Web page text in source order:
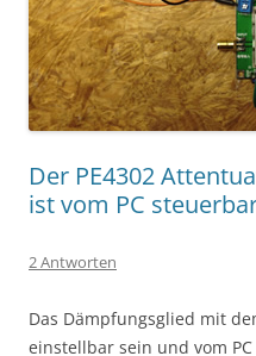
Der PE4302
ist vom PC
2 Antworten
Das Dämpfungsglied mit
einstellbar sein und vom